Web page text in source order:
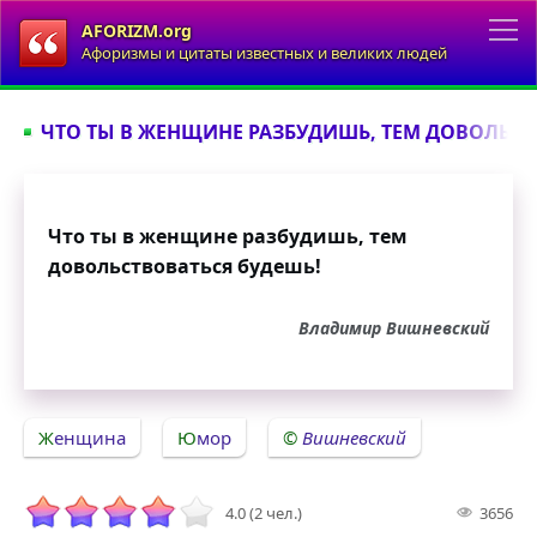
AFORIZM.org
Афоризмы и цитаты известных и великих людей
ЧТО ТЫ В ЖЕНЩИНЕ РАЗБУДИШЬ, ТЕМ
Что ты в женщине разбудишь, тем
довольствоваться будешь!
Владимир Вишневский
Женщина Юмор Вишневский
4.0 (2 чел.) 3656